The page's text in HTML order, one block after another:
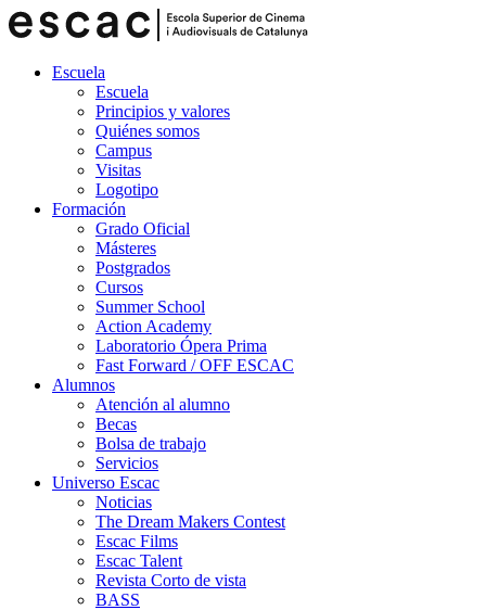
Escuela
Escuela
Principios y valores
Quiénes somos
Campus
Visitas
Logotipo
Formación
Grado Oficial
Másteres
Postgrados
Cursos
Summer School
Action Academy
Laboratorio Ópera Prima
Fast Forward / OFF ESCAC
Alumnos
Atención al alumno
Becas
Bolsa de trabajo
Servicios
Universo Escac
Noticias
The Dream Makers Contest
Escac Films
Escac Talent
Revista Corto de vista
BASS